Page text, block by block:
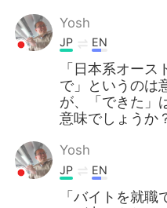
Yosh
JP EN
「日本系オー
で」というのは
が、「できた」
意味でしょうか
Yosh
JP EN
「バイトを就